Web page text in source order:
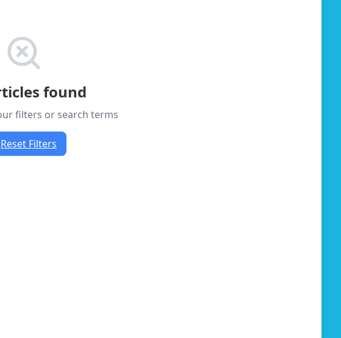
found
filters or search terms
Reset Filters